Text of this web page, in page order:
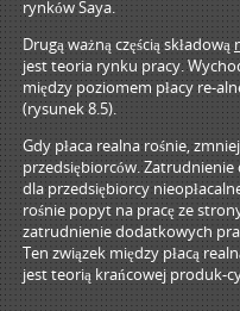
rynków Saya.
Drugą ważną częścią składową
jest teoria rynku pracy.
między poziomem płacy re-
(rysunek 8.5).
Gdy płaca realna rośnie,
przedsiębiorców.
dla przedsiębiorcy
rośnie popyt na pracę ze
zatrudnienie dodatkowych
Ten związek między płacą
jest teorią krańcowej produk-